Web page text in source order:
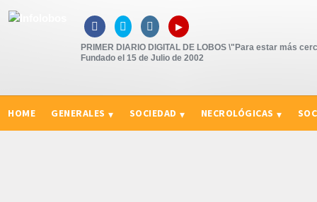
   ▸
PRIMER DIARIO DIGITAL DE LOBOS \"Para estar más
Fundado el 15 de Julio de 2002
HOME GENERALES SOCIEDAD NECROLÓGICAS